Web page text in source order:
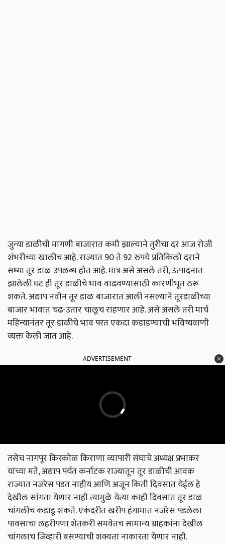
जुन्या डाळीची मागणी बाजारात कमी झाल्याने तुरीचा दर आज रोजी
शंभरीच्या खालीच आहे. राज्यात 90 ते 92 रुपये प्रतिकिलो दराने
सध्या तूर डाळ उपलब्ध होत आहे. मात्र असे असले तरी, उत्पादनात
झालेली घट ही तूर डाळीचे भाव वाढवण्यासाठी कारणीभूत ठरू
शकते. अद्याप नवीन तूर डाळ बाजारात आली नसल्याने तूरडाळीच्या
बाजार भावात चढ-उतार चालूच राहणार आहे. असे असले तरी मार्च
महिन्यानंतर तूर डाळीचे भाव परत एकदा कडाडण्याची भविष्यवाणी
व्यक्त केली जात आहे.
ADVERTISEMENT
तसेच नागपूर किरकोळ किराणा व्यापारी संघाचे अध्यक्ष प्रभाकर
यांच्या मते, अद्याप पर्यंत कर्नाटक राज्यातून तूर डाळीची आवक
राज्यात नजरेस पडत नाहीय आणि अजून किती दिवसात येईल हे
देखील सांगता येणार नाही त्यामुळे येत्या काही दिवसात तूर डाळ
चांगलीच कडाडू शकते. एकंदरीत खरीप हंगामात नजरेस पडलेला
पावसाचा लहरीपणा शेतकरी समवेतच सामान्य ग्राहकांना देखील
चांगलाच जिव्हारी बसण्याची शक्यता नाकारता येणार नाही.